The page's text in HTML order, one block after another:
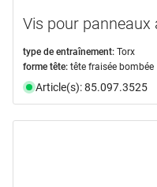
Vis pour panneaux
type de entraînement: Torx
forme tête: tête fraisée bombée
Article(s): 85.097.3525